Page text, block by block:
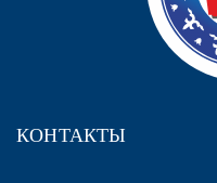
КОНТАКТЫ